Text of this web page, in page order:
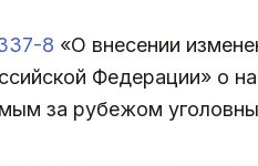
8 «О внесении
Федерации» о
за рубежом